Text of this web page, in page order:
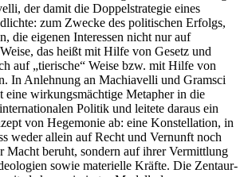
der damit die Doppelstrategie eines
zum Zwecke des politischen Erfolgs,
die eigenen Interessen nicht nur auf
das heißt mit Hilfe von Gesetz und
auf „tierische“ Weise bzw. mit Hilfe von
In Anlehnung an Machiavelli und Gramsci
eine wirkungsmächtige Metapher in die
Politik und leitete daraus ein
von Hegemonie ab: eine Konstellation, in
weder allein auf Recht und Vernunft noch
Macht beruht, sondern auf ihrer Vermittlung
sowie materielle Kräfte. Die Zentaur-